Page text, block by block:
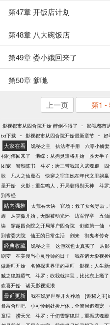
第47章 开饭店计划
第48章 八大碗饭店
第49章 娄小娥回来了
第50章 爹哋
上一页 第1 -
影视都市从四合院开始 醉倒不得了 - 影视都市
txt下载 - 影视都市从四合院开始最新章节 - 好
大家在看 诡秘之主 执法者手册 六零小娇妻
祁同伟回来了
港综：从拘灵遣将开始 胜天半
团宠
警察陈书 斗罗：唐三带我加入武魂殿
歌
凡人之仙魔石 快穿之宿主她在年代文里躺赢
圣开始
火影：重生鸣人，开局获得别天神 斗
到帝经
站内强推 太荒吞天诀 官场：救了女领导后
族
从笑傲开始，无限被动光环 边军悍卒 五仙
诀
穿越四合院之开局落户四合院 剑道第一仙
到省委大院
仙王的日常生活 剑来 御鬼者传奇
经典收藏 诡秘之主 这游戏也太真实了 从
剧变
在美漫当心灵导师的日子 我在诸天影视
做厨师开始
名侦探世界里的巫师 影视：人生
贼之绝巅霸气
斗罗：砍我就掉宝，比比东上瘾了
欢喜开始
诸天影视流浪
最近更新 我在诡异世界开火葬场 [诡秘之主]
暴富合理吧
小可怜到处捡尸体，全警局追着宠
童话
捞天光 斗罗：千仞雪穿绝世，重振武魂殿